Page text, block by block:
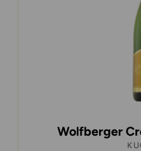
Wolfberger